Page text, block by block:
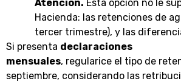
Atención. Esta opción no le
Hacienda: las retenciones de
tercer trimestre), y las
Si presenta declaraciones
mensuales, regularice el tipo de
septiembre, considerando las